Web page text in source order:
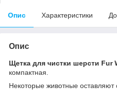
Опис Характеристики
Опис
Щетка для чистки шерсти Fur
компактная.
Некоторые животные оставляют